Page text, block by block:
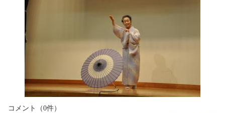
コメント（0件）